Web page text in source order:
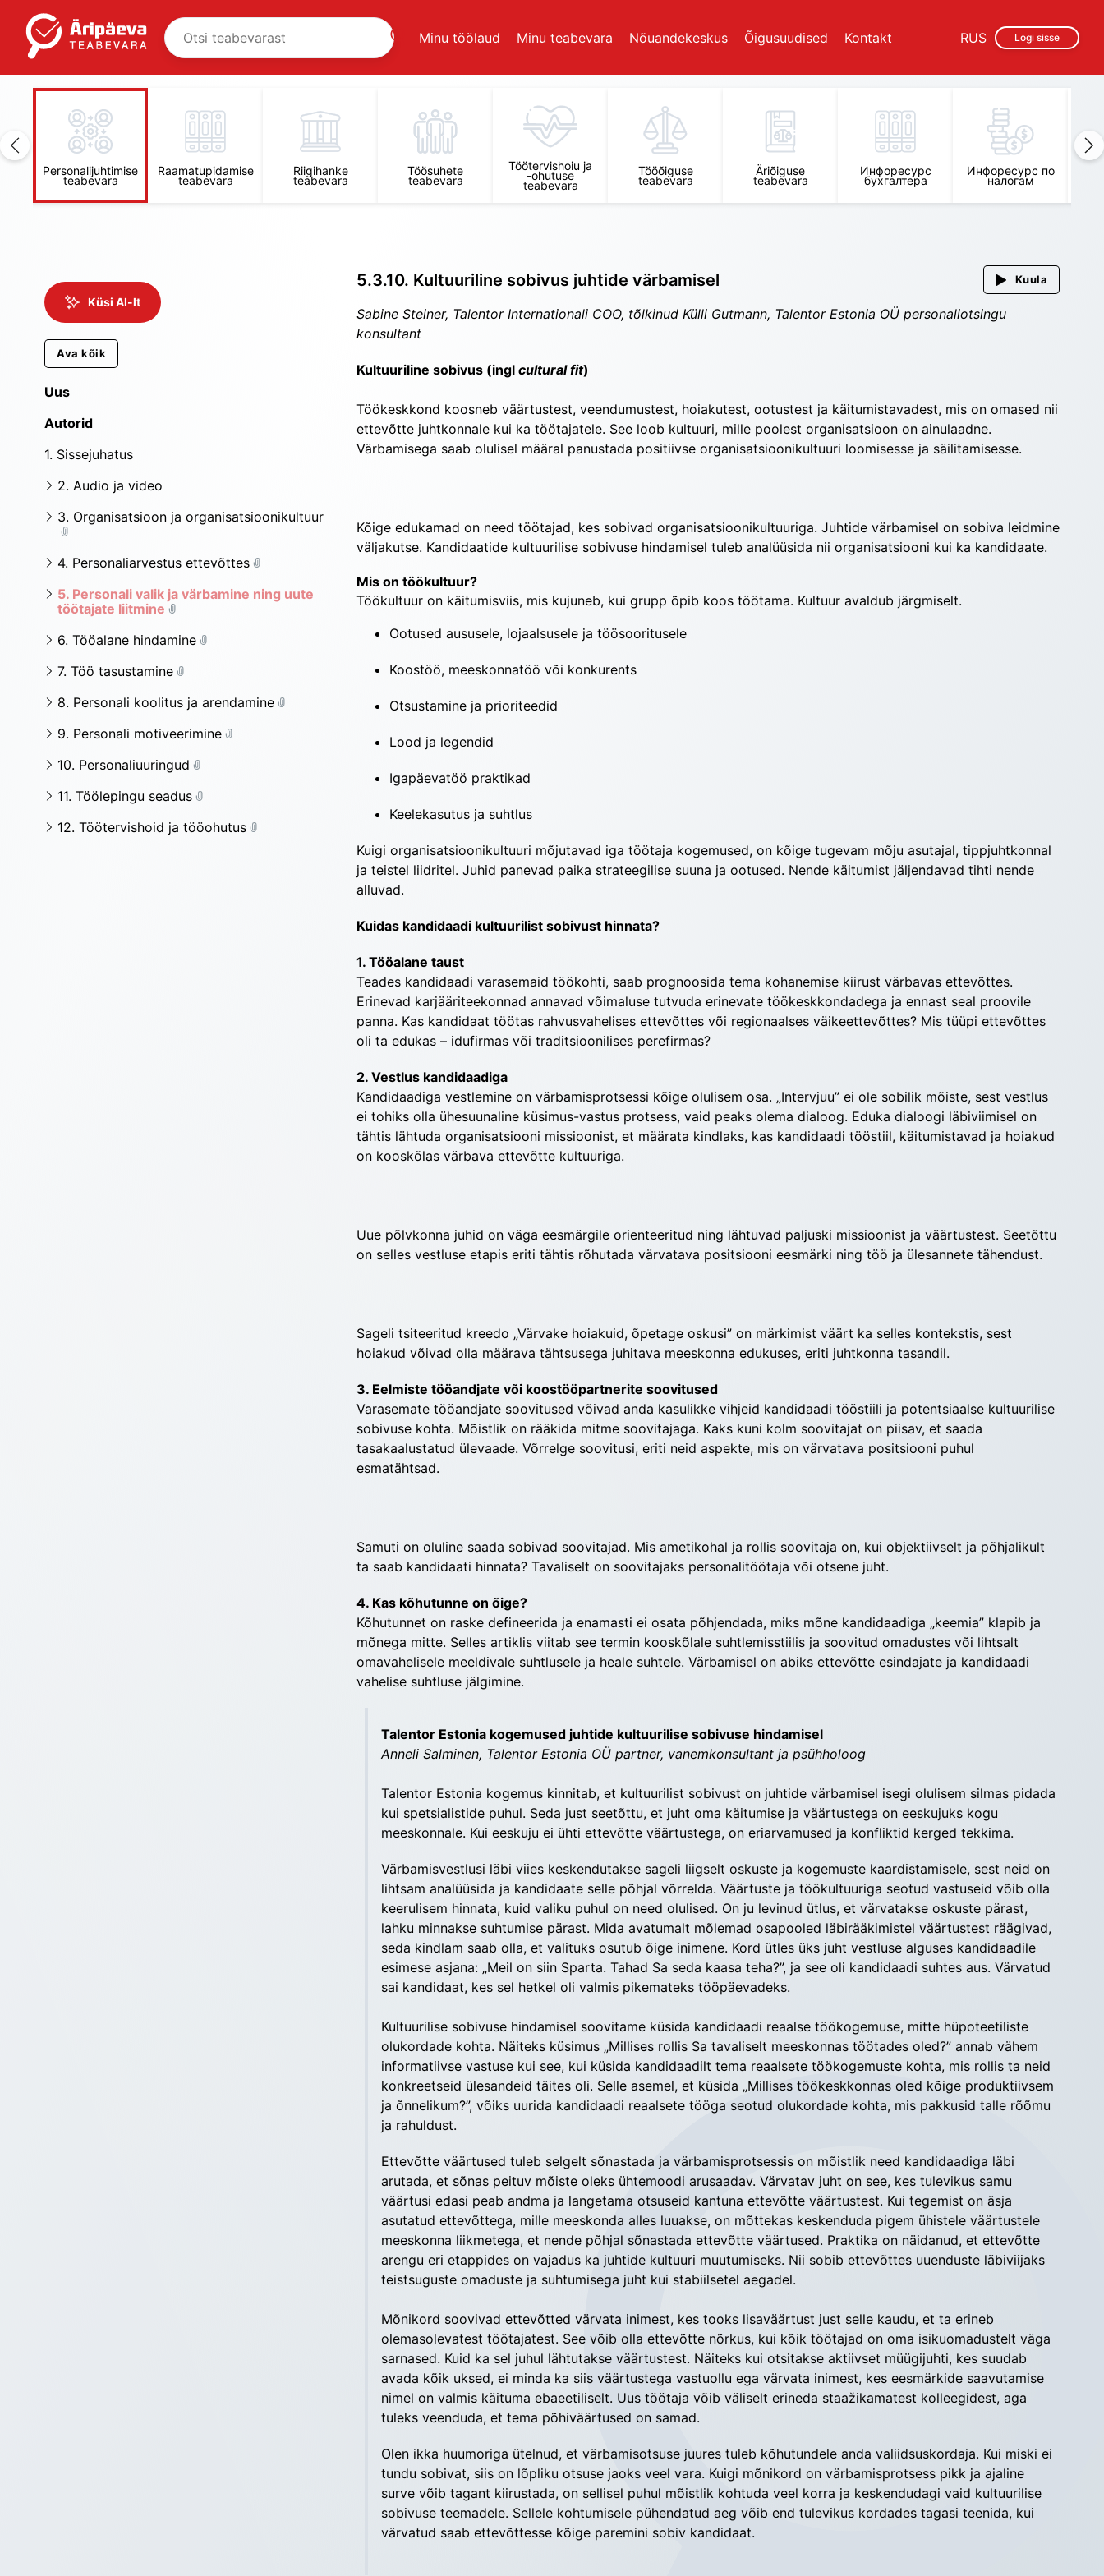
Minu töölaud Minu teabevara Nõuandekeskus Õigusuudised Kontakt Logi sisse
RUS
Personalijuhtimise
teabevara
Raamatupidamise
teabevara
Riigihanke
teabevara
Töösuhete
teabevara
Töötervishoiu ja
-ohutuse
teabevara
Tööõiguse
teabevara
Äriõiguse
teabevara
Инфоресурс
бухгалтерa
Инфоресурс по
налогам
Küsi AI-lt
Ava kõik
Uus
Autorid
1. Sissejuhatus
2. Audio ja video
3. Organisatsioon ja organisatsioonikultuur
4. Personaliarvestus ettevõttes
5. Personali valik ja värbamine ning uute
töötajate liitmine
6. Tööalane hindamine
7. Töö tasustamine
8. Personali koolitus ja arendamine
9. Personali motiveerimine
10. Personaliuuringud
11. Töölepingu seadus
12. Töötervishoid ja tööohutus
5.3.10. Kultuuriline sobivus juhtide värbamisel Kuula
Sabine Steiner, Talentor Internationali COO, tõlkinud Külli Gutmann, Talentor Estonia OÜ personaliotsingu
konsultant
Kultuuriline sobivus (ingl cultural fit)
Töökeskkond koosneb väärtustest, veendumustest, hoiakutest, ootustest ja käitumistavadest, mis on omased nii
ettevõtte juhtkonnale kui ka töötajatele. See loob kultuuri, mille poolest organisatsioon on ainulaadne.
Värbamisega saab olulisel määral panustada positiivse organisatsioonikultuuri loomisesse ja säilitamisesse.
Kõige edukamad on need töötajad, kes sobivad organisatsioonikultuuriga. Juhtide värbamisel on sobiva leidmine
väljakutse. Kandidaatide kultuurilise sobivuse hindamisel tuleb analüüsida nii organisatsiooni kui ka kandidaate.
Mis on töökultuur?
Töökultuur on käitumisviis, mis kujuneb, kui grupp õpib koos töötama. Kultuur avaldub järgmiselt.
Ootused aususele, lojaalsusele ja töösooritusele
Koostöö, meeskonnatöö või konkurents
Otsustamine ja prioriteedid
Lood ja legendid
Igapäevatöö praktikad
Keelekasutus ja suhtlus
Kuigi organisatsioonikultuuri mõjutavad iga töötaja kogemused, on kõige tugevam mõju asutajal, tippjuhtkonnal
ja teistel liidritel. Juhid panevad paika strateegilise suuna ja ootused. Nende käitumist jäljendavad tihti nende
alluvad.
Kuidas kandidaadi kultuurilist sobivust hinnata?
1. Tööalane taust
Teades kandidaadi varasemaid töökohti, saab prognoosida tema kohanemise kiirust värbavas ettevõttes.
Erinevad karjääriteekonnad annavad võimaluse tutvuda erinevate töökeskkondadega ja ennast seal proovile
panna. Kas kandidaat töötas rahvusvahelises ettevõttes või regionaalses väikeettevõttes? Mis tüüpi ettevõttes
oli ta edukas – idufirmas või traditsioonilises perefirmas?
2. Vestlus kandidaadiga
Kandidaadiga vestlemine on värbamisprotsessi kõige olulisem osa. „Intervjuu” ei ole sobilik mõiste, sest vestlus
ei tohiks olla ühesuunaline küsimus-vastus protsess, vaid peaks olema dialoog. Eduka dialoogi läbiviimisel on
tähtis lähtuda organisatsiooni missioonist, et määrata kindlaks, kas kandidaadi tööstiil, käitumistavad ja hoiakud
on kooskõlas värbava ettevõtte kultuuriga.
Uue põlvkonna juhid on väga eesmärgile orienteeritud ning lähtuvad paljuski missioonist ja väärtustest. Seetõttu
on selles vestluse etapis eriti tähtis rõhutada värvatava positsiooni eesmärki ning töö ja ülesannete tähendust.
Sageli tsiteeritud kreedo „Värvake hoiakuid, õpetage oskusi” on märkimist väärt ka selles kontekstis, sest
hoiakud võivad olla määrava tähtsusega juhitava meeskonna edukuses, eriti juhtkonna tasandil.
3. Eelmiste tööandjate või koostööpartnerite soovitused
Varasemate tööandjate soovitused võivad anda kasulikke vihjeid kandidaadi tööstiili ja potentsiaalse kultuurilise
sobivuse kohta. Mõistlik on rääkida mitme soovitajaga. Kaks kuni kolm soovitajat on piisav, et saada
tasakaalustatud ülevaade. Võrrelge soovitusi, eriti neid aspekte, mis on värvatava positsiooni puhul
esmatähtsad.
Samuti on oluline saada sobivad soovitajad. Mis ametikohal ja rollis soovitaja on, kui objektiivselt ja põhjalikult
ta saab kandidaati hinnata? Tavaliselt on soovitajaks personalitöötaja või otsene juht.
4. Kas kõhutunne on õige?
Kõhutunnet on raske defineerida ja enamasti ei osata põhjendada, miks mõne kandidaadiga „keemia” klapib ja
mõnega mitte. Selles artiklis viitab see termin kooskõlale suhtlemisstiilis ja soovitud omadustes või lihtsalt
omavahelisele meeldivale suhtlusele ja heale suhtele. Värbamisel on abiks ettevõtte esindajate ja kandidaadi
vahelise suhtluse jälgimine.
Talentor Estonia kogemused juhtide kultuurilise sobivuse hindamisel
Anneli Salminen, Talentor Estonia OÜ partner, vanemkonsultant ja psühholoog
Talentor Estonia kogemus kinnitab, et kultuurilist sobivust on juhtide värbamisel isegi olulisem silmas pidada
kui spetsialistide puhul. Seda just seetõttu, et juht oma käitumise ja väärtustega on eeskujuks kogu
meeskonnale. Kui eeskuju ei ühti ettevõtte väärtustega, on eriarvamused ja konfliktid kerged tekkima.
Värbamisvestlusi läbi viies keskendutakse sageli liigselt oskuste ja kogemuste kaardistamisele, sest neid on
lihtsam analüüsida ja kandidaate selle põhjal võrrelda. Väärtuste ja töökultuuriga seotud vastuseid võib olla
keerulisem hinnata, kuid valiku puhul on need olulised. On ju levinud ütlus, et värvatakse oskuste pärast,
lahku minnakse suhtumise pärast. Mida avatumalt mõlemad osapooled läbirääkimistel väärtustest räägivad,
seda kindlam saab olla, et valituks osutub õige inimene. Kord ütles üks juht vestluse alguses kandidaadile
esimese asjana: „Meil on siin Sparta. Tahad Sa seda kaasa teha?”, ja see oli kandidaadi suhtes aus. Värvatud
sai kandidaat, kes sel hetkel oli valmis pikemateks tööpäevadeks.
Kultuurilise sobivuse hindamisel soovitame küsida kandidaadi reaalse töökogemuse, mitte hüpoteetiliste
olukordade kohta. Näiteks küsimus „Millises rollis Sa tavaliselt meeskonnas töötades oled?” annab vähem
informatiivse vastuse kui see, kui küsida kandidaadilt tema reaalsete töökogemuste kohta, mis rollis ta neid
konkreetseid ülesandeid täites oli. Selle asemel, et küsida „Millises töökeskkonnas oled kõige produktiivsem
ja õnnelikum?”, võiks uurida kandidaadi reaalsete tööga seotud olukordade kohta, mis pakkusid talle rõõmu
ja rahuldust.
Ettevõtte väärtused tuleb selgelt sõnastada ja värbamisprotsessis on mõistlik need kandidaadiga läbi
arutada, et sõnas peituv mõiste oleks ühtemoodi arusaadav. Värvatav juht on see, kes tulevikus samu
väärtusi edasi peab andma ja langetama otsuseid kantuna ettevõtte väärtustest. Kui tegemist on äsja
asutatud ettevõttega, mille meeskonda alles luuakse, on mõttekas keskenduda pigem ühistele väärtustele
meeskonna liikmetega, et nende põhjal sõnastada ettevõtte väärtused. Praktika on näidanud, et ettevõtte
arengu eri etappides on vajadus ka juhtide kultuuri muutumiseks. Nii sobib ettevõttes uuenduste läbiviijaks
teistsuguste omaduste ja suhtumisega juht kui stabiilsetel aegadel.
Mõnikord soovivad ettevõtted värvata inimest, kes tooks lisaväärtust just selle kaudu, et ta erineb
olemasolevatest töötajatest. See võib olla ettevõtte nõrkus, kui kõik töötajad on oma isikuomadustelt väga
sarnased. Kuid ka sel juhul lähtutakse väärtustest. Näiteks kui otsitakse aktiivset müügijuhti, kes suudab
avada kõik uksed, ei minda ka siis väärtustega vastuollu ega värvata inimest, kes eesmärkide saavutamise
nimel on valmis käituma ebaeetiliselt. Uus töötaja võib väliselt erineda staažikamatest kolleegidest, aga
tuleks veenduda, et tema põhiväärtused on samad.
Olen ikka huumoriga ütelnud, et värbamisotsuse juures tuleb kõhutundele anda valiidsuskordaja. Kui miski ei
tundu sobivat, siis on lõpliku otsuse jaoks veel vara. Kuigi mõnikord on värbamisprotsess pikk ja ajaline
surve võib tagant kiirustada, on sellisel puhul mõistlik kohtuda veel korra ja keskendudagi vaid kultuurilise
sobivuse teemadele. Sellele kohtumisele pühendatud aeg võib end tulevikus kordades tagasi teenida, kui
värvatud saab ettevõttesse kõige paremini sobiv kandidaat.